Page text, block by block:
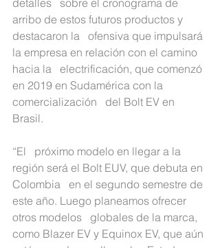
arribo de estos futuros productos y
destacaron la   ofensiva que impulsará
la empresa en relación con el camino
hacia la   electrificación, que comenzó
en 2019 en Sudamérica con la
comercialización   del Bolt EV en
Brasil.
“El   próximo modelo en llegar a la
región será el Bolt EUV, que debuta en
Colombia   en el segundo semestre de
este año. Luego planeamos ofrecer
otros modelos   globales de la marca,
como Blazer EV y Equinox EV, que aún